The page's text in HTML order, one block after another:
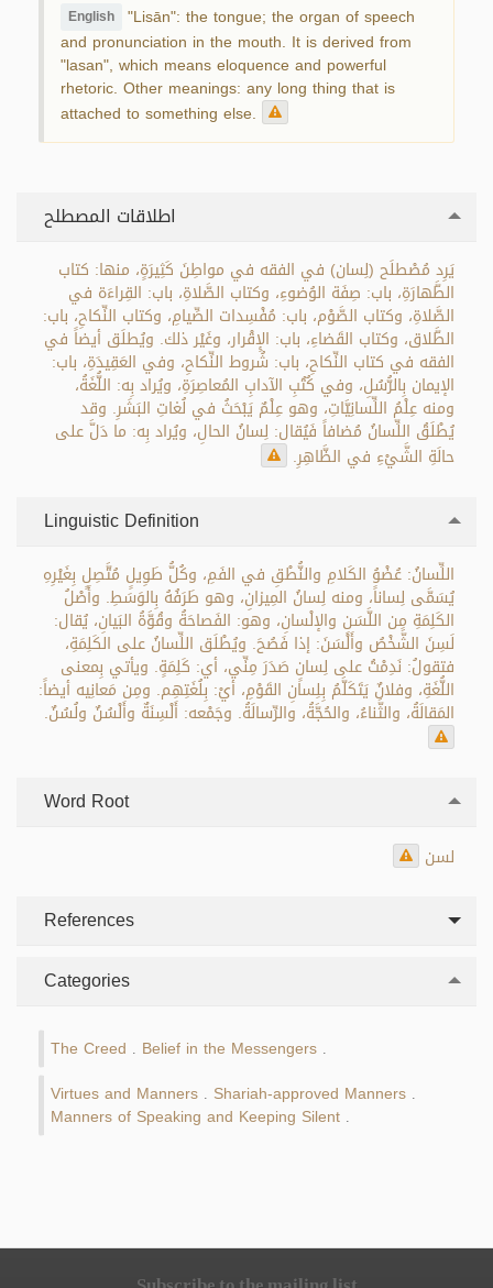
English "Lisān": the tongue; the organ of speech
and pronunciation in the mouth. It is derived from
"lasan", which means eloquence and powerful
rhetoric. Other meanings: any long thing that is
attached to something else.
اطلاقات المصطلح
يَرِد مُصْطلَح (لِسان) في الفقه في مواطِنَ كَثِيرَةٍ، منها: كتاب
الطَّهارَةِ، باب: صِفَة الوُضوءِ، وكتاب الصَّلاةِ، باب: القِراءَة في
الصَّلاةِ، وكتاب الصَّوْم، باب: مُفْسِدات الصِّيامِ، وكتاب النِّكاحِ، باب:
الطَّلاق، وكتاب القَضاءِ، باب: الإِقْرار، وغَيْر ذلك. ويُطلَق أيضاً في
الفقه في كتاب النِّكاحِ، باب: شُروط النِّكاحِ، وفي العَقِيدَةِ، باب:
الإيمان بِالرُّسُلِ، وفي كُتُبِ الآدابِ المُعاصِرَةِ، ويُراد بِه: اللُّغَةُ،
ومنه عِلْمُ اللِّسانِيَّاتِ، وهو عِلْمٌ يَبْحَثُ في لُغاتِ البَشَرِ. وقد
يُطْلَقُ اللِّسانُ مُضافاً فَيُقال: لِسانُ الحالِ، ويُراد بِه: ما دَلَّ على
حالَةِ الشَّيْءِ في الظَّاهِرِ.
Linguistic Definition
اللِّسانُ: عُضْوُ الكَلامِ والنُّطْقِ في الفَمِ، وكُلُّ طَوِيلٍ مُتَّصِلٍ بِغَيْرِهِ
يُسَمَّى لِساناً، ومنه لِسانُ المِيزانِ، وهو طَرَفُهُ بِالوَسَطِ. وأَصْلُ
الكَلِمَةِ مِن اللَّسَنِ والإلْسانِ، وهو: الفَصاحَةُ وقُوَّةُ البَيانِ، يُقال:
لَسِنَ الشَّخْصُ وأَلْسَنَ: إذا فَصُحَ. ويُطْلَق اللِّسانُ على الكَلِمَةِ،
فتقولُ: نَدِمْتُ على لِسانٍ صَدَرَ مِنِّي، أي: كَلِمَةٍ. ويأتي بِمعنى
اللُّغَةِ، وفلانٌ يَتَكَلَّمُ بِلِسانِ القَوْمِ، أيْ: بِلُغَتِهِم. ومِن مَعانِيه أيضاً:
المَقالَةُ، والثَّناءُ، والحُجَّةُ، والرِّسالَةُ. وجَمْعه: أَلْسِنَةٌ وأَلْسُنٌ ولُسُنٌ.
Word Root
لسن
References
Categories
The Creed Belief in the Messengers
Virtues and Manners Shariah-approved Manners
Manners of Speaking and Keeping Silent